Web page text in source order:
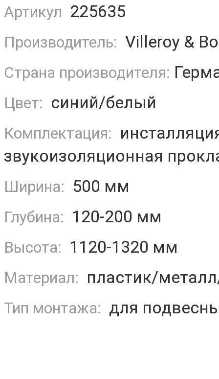
Артикул 225635
Производитель: Villeroy &
Страна производителя:
Цвет: синий/белый
Комплектация:
звукоизоляционная
Ширина: 500 мм
Глубина: 120-200 мм
Высота: 1120-1320 мм
Материал: пластик/
Тип монтажа: для